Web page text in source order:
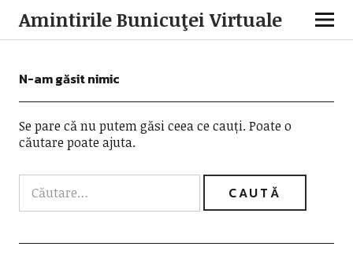
Amintirile Bunicuţei Virtuale
N-am găsit nimic
Se pare că nu putem găsi ceea ce cauți. Poate o
căutare poate ajuta.